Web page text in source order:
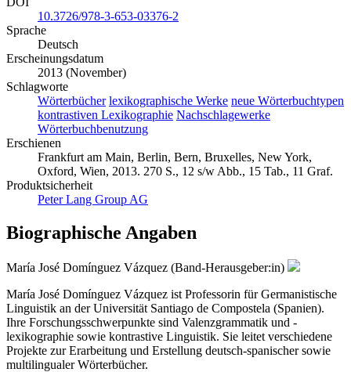
10.3726/978-3-653-03376-2
Sprache
Deutsch
Erscheinungsdatum
2013 (November)
Schlagworte
Wörterbücher lexikographische Werke neue Wörterbuchtypen
kontrastiven Lexikographie Nachschlagewerke
Wörterbuchbenutzung
Erschienen
Frankfurt am Main, Berlin, Bern, Bruxelles, New York,
Oxford, Wien, 2013. 270 S., 12 s/w Abb., 15 Tab., 11 Graf.
Produktsicherheit
Peter Lang Group AG
Biographische Angaben
María José Domínguez Vázquez (Band-Herausgeber:in)
María José Domínguez Vázquez ist Professorin für Germanistische
Linguistik an der Universität Santiago de Compostela (Spanien).
Ihre Forschungsschwerpunkte sind Valenzgrammatik und -
lexikographie sowie kontrastive Linguistik. Sie leitet verschiedene
Projekte zur Erarbeitung und Erstellung deutsch-spanischer sowie
multilingualer Wörterbücher.